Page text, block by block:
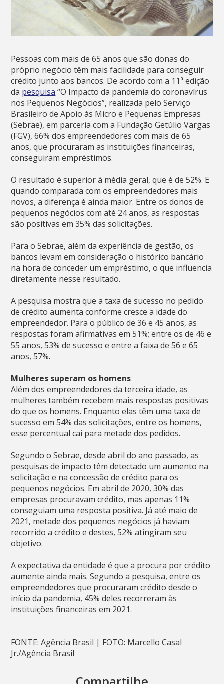
Pessoas com mais de 65 anos que são donas do
próprio negócio têm mais facilidade para conseguir
crédito junto aos bancos. De acordo com a 11ª edição
da pesquisa “O Impacto da pandemia do coronavírus
nos Pequenos Negócios”, realizada pelo Serviço
Brasileiro de Apoio às Micro e Pequenas Empresas
(Sebrae), em parceria com a Fundação Getúlio Vargas
(FGV), 66% dos empreendedores com mais de 65
anos, que procuraram as instituições financeiras,
conseguiram empréstimos.
O resultado é superior à média geral, que é de 52%. E
quando comparada com os empreendedores mais
novos, a diferença é ainda maior. Entre os donos de
pequenos negócios com até 24 anos, as respostas
são positivas em 35% das solicitações.
Para o Sebrae, além da experiência de gestão, os
bancos levam em consideração o histórico bancário
na hora de conceder um empréstimo, o que influencia
diretamente nesse resultado.
A pesquisa mostra que a taxa de sucesso no pedido
de crédito aumenta conforme cresce a idade do
empreendedor. Para o público de 36 e 45 anos, as
respostas foram afirmativas em 51%; entre os de 46 e
55 anos, 53% de sucesso e entre a faixa de 56 e 65
anos, 57%.
Mulheres superam os homens
Além dos empreendedores da terceira idade, as
mulheres também recebem mais respostas positivas
do que os homens. Enquanto elas têm uma taxa de
sucesso em 54% das solicitações, entre os homens,
esse percentual cai para metade dos pedidos.
Segundo o Sebrae, desde abril do ano passado, as
pesquisas de impacto têm detectado um aumento na
solicitação e na concessão de crédito para os
pequenos negócios. Em abril de 2020, 30% das
empresas procuravam crédito, mas apenas 11%
conseguiam uma resposta positiva. Já até maio de
2021, metade dos pequenos negócios já haviam
recorrido a crédito e destes, 52% atingiram seu
objetivo.
A expectativa da entidade é que a procura por crédito
aumente ainda mais. Segundo a pesquisa, entre os
empreendedores que procuraram crédito desde o
início da pandemia, 45% deles recorreram às
instituições financeiras em 2021.
FONTE: Agência Brasil | FOTO: Marcello Casal
Jr./Agência Brasil